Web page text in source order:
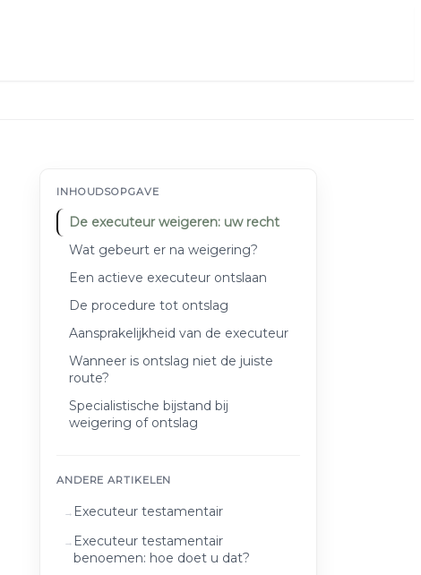
INHOUDSOPGAVE
De executeur weigeren: uw recht
Wat gebeurt er na weigering?
Een actieve executeur ontslaan
De procedure tot ontslag
Aansprakelijkheid van de executeur
Wanneer is ontslag niet de juiste
route?
Specialistische bijstand bij
weigering of ontslag
ANDERE ARTIKELEN
Executeur testamentair
Executeur testamentair
benoemen: hoe doet u dat?